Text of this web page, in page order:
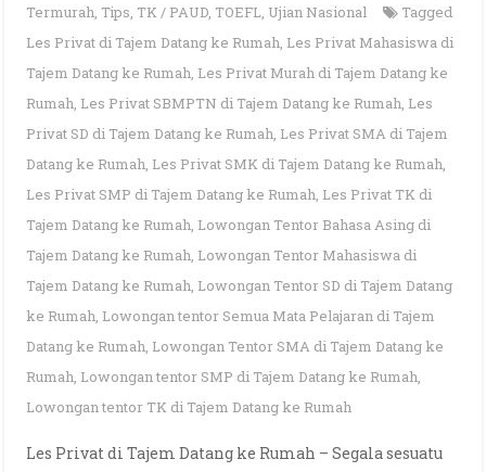
Termurah, Tips, TK / PAUD, TOEFL, Ujian Nasional
Tagged
Les Privat di Tajem Datang ke Rumah, Les Privat Mahasiswa di
Tajem Datang ke Rumah, Les Privat Murah di Tajem Datang ke
Rumah, Les Privat SBMPTN di Tajem Datang ke Rumah, Les
Privat SD di Tajem Datang ke Rumah, Les Privat SMA di Tajem
Datang ke Rumah, Les Privat SMK di Tajem Datang ke Rumah,
Les Privat SMP di Tajem Datang ke Rumah, Les Privat TK di
Tajem Datang ke Rumah, Lowongan Tentor Bahasa Asing di
Tajem Datang ke Rumah, Lowongan Tentor Mahasiswa di
Tajem Datang ke Rumah, Lowongan Tentor SD di Tajem Datang
ke Rumah, Lowongan tentor Semua Mata Pelajaran di Tajem
Datang ke Rumah, Lowongan Tentor SMA di Tajem Datang ke
Rumah, Lowongan tentor SMP di Tajem Datang ke Rumah,
Lowongan tentor TK di Tajem Datang ke Rumah
Les Privat di Tajem Datang ke Rumah – Segala sesuatu